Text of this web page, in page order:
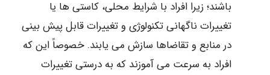
باشند؛ زیرا افراد با شرایط محلی، کاستی ها یا
تغییرات ناگهانی تکنولوژی و تغییرات قابل پیش بینی
در منابع و تقاضاها سازش می یابند. خصوصاً این که
افراد به سرعت می آموزند که به درستی تغییرات